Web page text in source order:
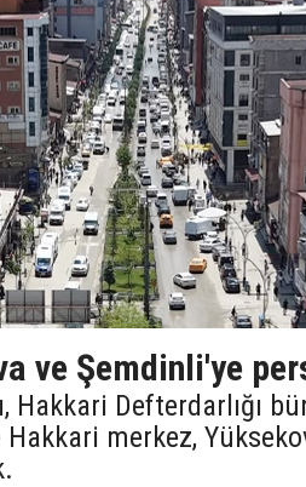
ve Şemdinli'ye
Hakkari Defterdarlığı
merkez,